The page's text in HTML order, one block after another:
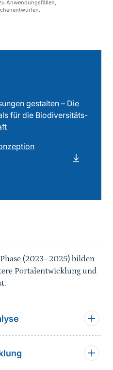
Anwendungsfällen,
gestalten – Die
für die Biodiversitäts-
(2023–2025) bilden
Portalentwicklung und